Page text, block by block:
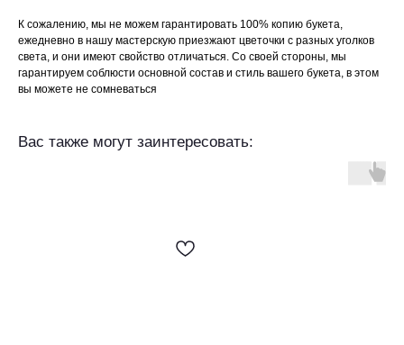
К сожалению, мы не можем гарантировать 100% копию букета,
ежедневно в нашу мастерскую приезжают цветочки с разных уголков
света, и они имеют свойство отличаться. Со своей стороны, мы
гарантируем соблюсти основной состав и стиль вашего букета, в этом
вы можете не сомневаться
Вас также могут заинтересовать: